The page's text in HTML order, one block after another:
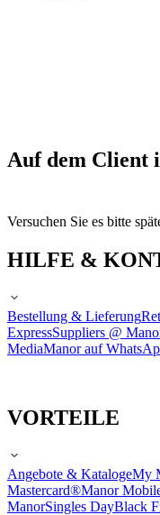
Auf dem Client
Versuchen Sie es bitte
HILFE &
Bestellung & Lieferung
ExpressSuppliers @
MediaManor auf
VORTEILE
Angebote & KatalogeMy
Mastercard®Manor
ManorSingles DayBlack